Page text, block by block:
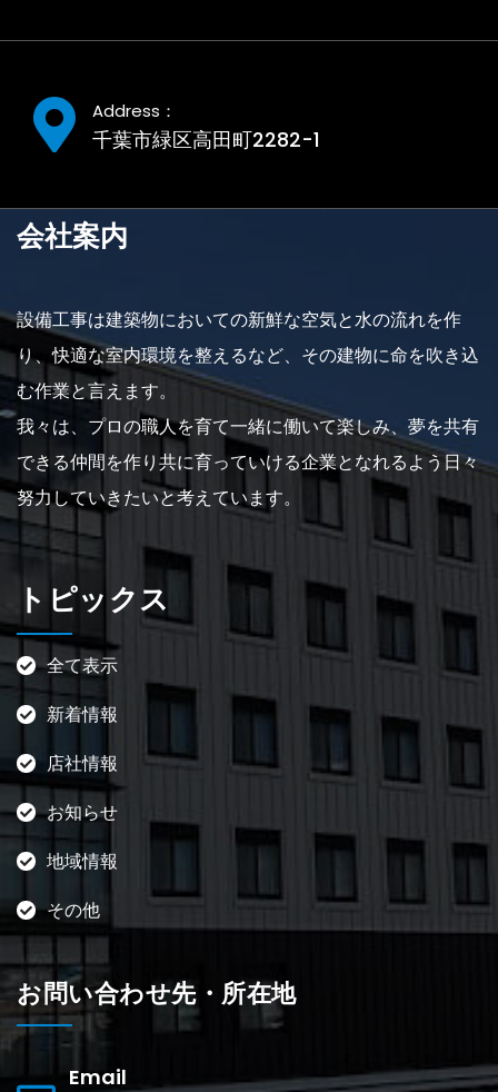
Address：
千葉市緑区高田町2282-1
会社案内
設備工事は建築物においての新鮮な空気と水の流れを作
り、快適な室内環境を整えるなど、その建物に命を吹き込
む作業と言えます。
我々は、プロの職人を育て一緒に働いて楽しみ、夢を共有
できる仲間を作り共に育っていける企業となれるよう日々
努力していきたいと考えています。
トピックス
全て表示
新着情報
店社情報
お知らせ
地域情報
その他
お問い合わせ先・所在地
Email